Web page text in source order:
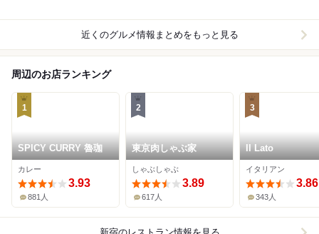
近くのグルメ情報まとめをもっと見る
周辺のお店ランキング
1
SPICY CURRY 魯珈
カレー
3.93
881人
2
東京肉しゃぶ家
しゃぶしゃぶ
3.89
617人
3
Il Lato
イタリアン
3.86
343人